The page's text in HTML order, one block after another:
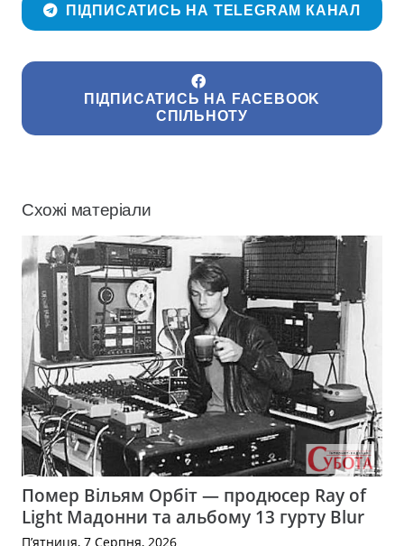
ПІДПИСАТИСЬ НА TELEGRAM КАНАЛ
ПІДПИСАТИСЬ НА FACEBOOK
СПІЛЬНОТУ
Схожі матеріали
Помер Вільям Орбіт — продюсер Ray of
Light Мадонни та альбому 13 гурту Blur
П’ятниця, 7 Серпня, 2026